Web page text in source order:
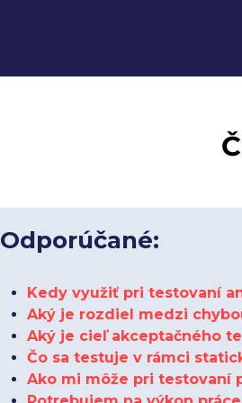
Odporúčané:
Kedy využiť pri testovaní
Aký je rozdiel medzi
Aký je cieľ akceptačného
Čo sa testuje v rámci
Ako mi môže pri testovaní